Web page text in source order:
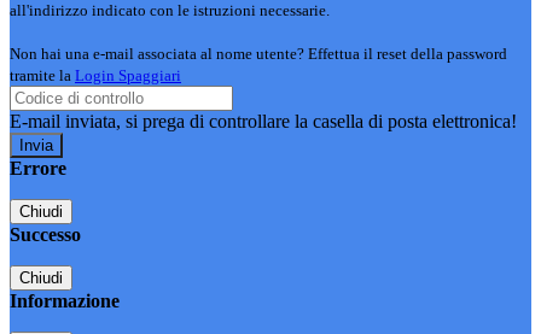
all'indirizzo indicato con le istruzioni necessarie.
Non hai una e-mail associata al nome utente? Effettua il reset della password
tramite la Login Spaggiari
E-mail inviata, si prega di controllare la casella di posta elettronica!
Errore
Chiudi
Successo
Chiudi
Informazione